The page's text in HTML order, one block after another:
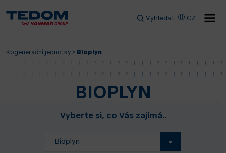
Vyhledat CZ
Kogenerační jednotky > Bioplyn
BIOPLYN
Vyberte si, co Vás zajímá..
Bioplyn